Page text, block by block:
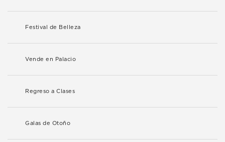
Festival de Belleza
Vende en Palacio
Regreso a Clases
Galas de Otoño